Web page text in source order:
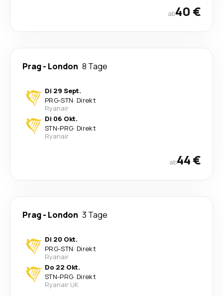
ab40 €
Prag- London 8 Tage
Di 29 Sept.
PRG-STN· Direkt
Ryanair
Di 06 Okt.
STN-PRG· Direkt
Ryanair
ab44 €
Prag- London 3 Tage
Di 20 Okt.
PRG-STN· Direkt
Ryanair
Do 22 Okt.
STN-PRG· Direkt
Ryanair UK